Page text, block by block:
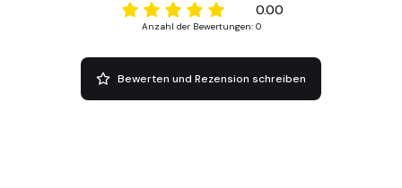
0.00
Anzahl der Bewertungen: 0
Bewerten und Rezension schreiben